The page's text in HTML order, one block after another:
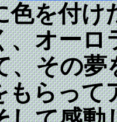
色を付け
、オーロ
、その夢
もらって